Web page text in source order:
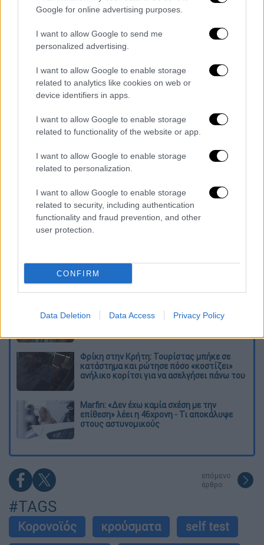
Google for online advertising purposes.
I want to allow Google to send me
personalized advertising.
I want to allow Google to enable storage
related to analytics like cookies on web or
device identifiers in apps.
I want to allow Google to enable storage
related to functionality of the website or app.
I want to allow Google to enable storage
related to personalization.
I want to allow Google to enable storage
related to security, including authentication
functionality and fraud prevention, and other
user protection.
CONFIRM
Data Deletion Data Access Privacy Policy
Σε σχέση με το πρωτόκολλο των πέντε
ήμερων επιστροφής στην εργασία μετά από
νόσηση, ο υπουργός Υγείας διευκρίνισε ότι
επιστήμονες και τον εφαρμόζουν και άλλες
χώρες.
Διαβάστε ακόμη
γνωστό τύπο μεταδοτικού καρκίνου στον
κόσμο
Μουντιάλ 2026: «Θα ανατινάξω τον Μέσι με
τέσσερις βόμβες» - Οι τρομοκρατικές
Φρίκη στην Κρήτη: Τουρίστας μπήκε σε
κατάστημα και ρώτησε πόσο «κοστίζει»
ανήλικο κορίτσι για να ασελγήσει πάνω του
Marfin: «Δεν έχω καμία σχέση με την
επίθεση» λέει η 46χρονη - Τι αποκάλυψε
στους αστυνομικούς
επόμενο
άρθρο
#TAGS
Κορονοϊός κρούσματα
self test